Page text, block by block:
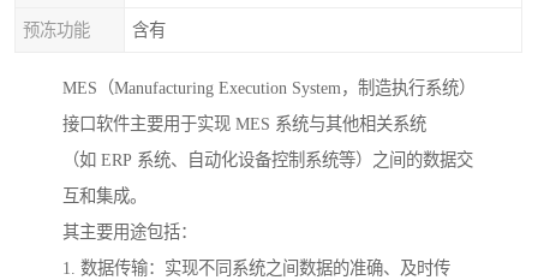
预冻功能 含有
MES（Manufacturing Execution System，制造执行系统）
接口软件主要用于实现 MES 系统与其他相关系统
（如 ERP 系统、自动化设备控制系统等）之间的数据交
互和集成。
其主要用途包括：
1. 数据传输：实现不同系统之间数据的准确、及时传